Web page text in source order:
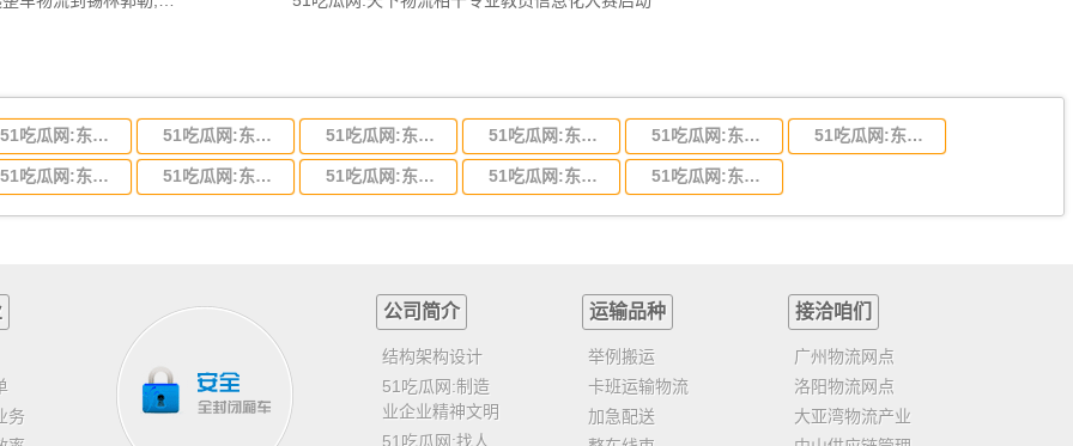
51吃瓜网:东莞到河北省物流专线,东莞到河北省物流公司 51吃瓜网:东莞到吉林省物流运输,东莞到吉林省物流公司 51吃瓜网:东莞到甘肃省物流运输,东莞到甘肃省物流公司 51吃瓜网:东莞到陕西省物流运输,东莞到陕西省物流公司 51吃瓜网:东莞到贵州省物流运输,东莞到贵州省物流公司 51吃瓜网:东莞到四川省物流专线,东莞到四川省物流公司
51吃瓜网:东莞到山东省物流专线,东莞到山东省物流公司 51吃瓜网:东莞到江苏物流专线运输,东莞到江苏省物流公司 51吃瓜网:东莞到浙江省物流运输,东莞到浙江省物流公司 51吃瓜网:东莞到福建省物流运输,东莞到福建省物流公司 51吃瓜网:东莞到广西物流专线,东莞到广西物流公司
务
公司简介
结构架构设计
51吃瓜网:制造
业企业精神文明
51吃瓜网:找人
运输品种
举例搬运
卡班运输物流
加急配送
接洽咱们
广州物流网点
洛阳物流网点
大亚湾物流产业